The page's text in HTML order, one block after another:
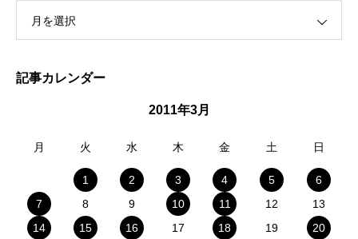
月を選択
記事カレンダー
2011年3月
月 火 水 木 金 土 日
1 2 3 4 5
6
7
8 9 10 11 12
13
14
15 16 17 18 19
20